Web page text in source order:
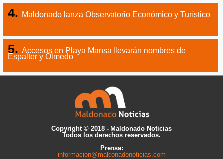
Maldonado lanza Observatorio Económico y Turístico
Accesos en Playa Mansa llevarán nombres de
Espalter y Olmedo
Copyright © 2018 - Maldonado Noticias
Todos los derechos reservados.
Prensa:
informacion@maldonadonoticias.com